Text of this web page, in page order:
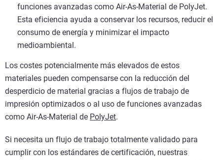
funciones avanzadas como Air-As-Material de PolyJet.
Esta eficiencia ayuda a conservar los recursos, reducir el
consumo de energía y minimizar el impacto
medioambiental.
Los costes potencialmente más elevados de estos
materiales pueden compensarse con la reducción del
desperdicio de material gracias a flujos de trabajo de
impresión optimizados o al uso de funciones avanzadas
como Air-As-Material de PolyJet.
Si necesita un flujo de trabajo totalmente validado para
cumplir con los estándares de certificación, nuestras